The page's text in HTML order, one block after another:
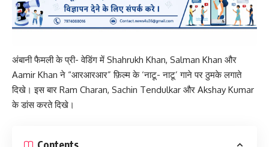
अंबानी फैमली के प्री- वेडिंग में Shahrukh Khan, Salman Khan और
Aamir Khan ने “आरआरआर” फ़िल्म के ‘नाटू- नाटू’ गाने पर ठुमके लगाते
दिखे। इस बार Ram Charan, Sachin Tendulkar और Akshay Kumar
के डांस करते दिखे।